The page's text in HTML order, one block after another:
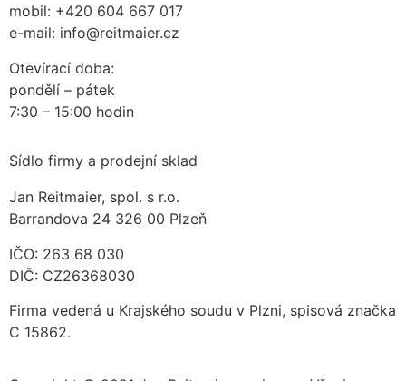
mobil: +420 604 667 017
e-mail: info@reitmaier.cz
Otevírací doba:
pondělí – pátek
7:30 – 15:00 hodin
Sídlo firmy a prodejní sklad
Jan Reitmaier, spol. s r.o.
Barrandova 24 326 00 Plzeň
IČO: 263 68 030
DIČ: CZ26368030
Firma vedená u Krajského soudu v Plzni, spisová značka
C 15862.